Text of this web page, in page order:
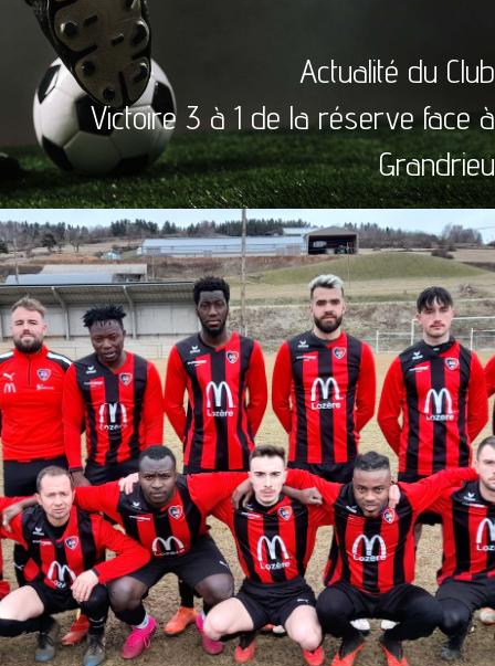
Actualité du Club
Victoire 3 à 1 de la réserve face à
Grandrieu